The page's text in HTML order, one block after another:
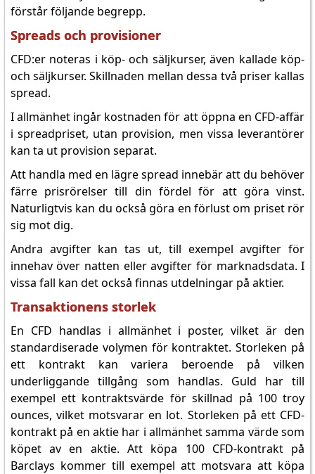
förstår följande begrepp.
Spreads och provisioner
CFD:er noteras i köp- och säljkurser, även kallade köp-
och säljkurser. Skillnaden mellan dessa två priser kallas
spread.
I allmänhet ingår kostnaden för att öppna en CFD-affär
i spreadpriset, utan provision, men vissa leverantörer
kan ta ut provision separat.
Att handla med en lägre spread innebär att du behöver
färre prisrörelser till din fördel för att göra vinst.
Naturligtvis kan du också göra en förlust om priset rör
sig mot dig.
Andra avgifter kan tas ut, till exempel avgifter för
innehav över natten eller avgifter för marknadsdata. I
vissa fall kan det också finnas utdelningar på aktier.
Transaktionens storlek
En CFD handlas i allmänhet i poster, vilket är den
standardiserade volymen för kontraktet. Storleken på
ett kontrakt kan variera beroende på vilken
underliggande tillgång som handlas. Guld har till
exempel ett kontraktsvärde för skillnad på 100 troy
ounces, vilket motsvarar en lot. Storleken på ett CFD-
kontrakt på en aktie har i allmänhet samma värde som
köpet av en aktie. Att köpa 100 CFD-kontrakt på
Barclays kommer till exempel att motsvara att köpa